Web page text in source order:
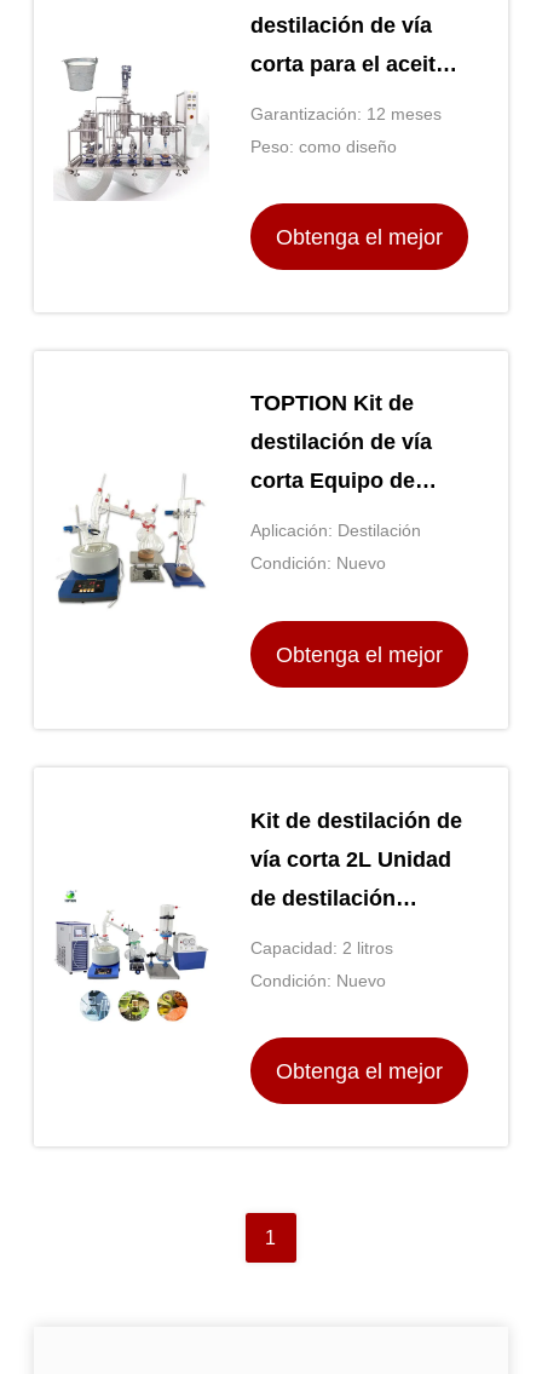
destilación de vía
corta para el aceite
esencial de rosa con
un rango de
200 °C
Garantización: 12 meses
Peso: como diseño
Obtenga el mejor
TOPTION Kit de
destilación de vía
corta Equipo de
destilación
molecular 220 V
Aplicación: Destilación
Condición: Nuevo
Obtenga el mejor
Kit de destilación de
vía corta 2L Unidad
de destilación
molecular al vacío
Capacidad: 2 litros
Condición: Nuevo
Obtenga el mejor
1